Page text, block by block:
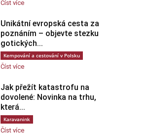
Číst více
Unikátní evropská cesta za
poznáním – objevte stezku
gotických...
Kempování a cestování v Polsku
Číst více
Jak přežít katastrofu na
dovolené: Novinka na trhu,
která...
Karavanink
Číst více